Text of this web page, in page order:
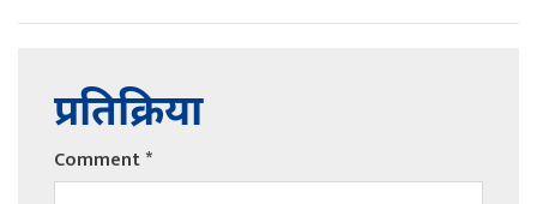
प्रतिक्रिया
Comment*